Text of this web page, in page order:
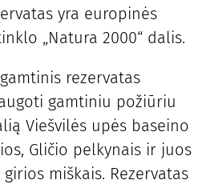
yra europinės
„Natura 2000“ dalis.
rezervatas
gamtiniu požiūriu
Viešvilės upės baseino
Gličio pelkynais ir juos
miškais. Rezervatas